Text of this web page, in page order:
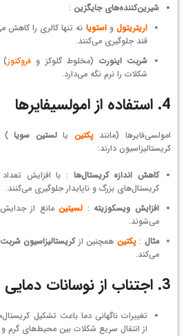
شیرین‌کننده‌های جایگزین :
اریتریتول واستویا نه تنها کالری را کاهش
قند جلوگیری می‌کنند.
شربت اینورت (مخلوط گلوکز وفروکتوز)
شکلات را نرم نگه می‌دارد.
4. استفاده از امولسیفایرها
امولسی‌فایرها (مانندپکتین یالستین سویا)
کریستالیزاسیون دارند:
کاهش اندازه کریستال‌ها : با افزایش
کریستال‌های بزرگ و ناپایدار جلوگیری می‌کنند.
افزایش ویسکوزیته : لسیتین مانع از
می‌شوند.
مثال :پکتین همچنین ازکریستالیزاسیون
می‌کند.
3. اجتناب از نوسانات دمایی
تغییرات ناگهانی دما باعث تشکیل
از انتقال سریع شکلات بین محیط‌های گرم